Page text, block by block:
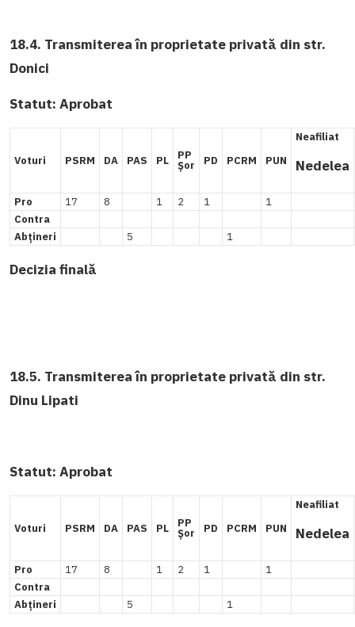
18.4. Transmiterea în proprietate privată din str.
Donici
Statut: Aprobat
Voturi PSRM DA PAS PL PP
Șor PD PCRM PUN
Neafiliat
Nedelea
Pro 17 8 1 2 1
1
Contra
Abțineri
5 1
Decizia finală
18.5. Transmiterea în proprietate privată din str.
Dinu Lipati
Statut: Aprobat
Voturi PSRM DA PAS PL PP
Șor PD PCRM PUN
Neafiliat
Nedelea
Pro 17 8 1 2 1
1
Contra
Abțineri
5 1